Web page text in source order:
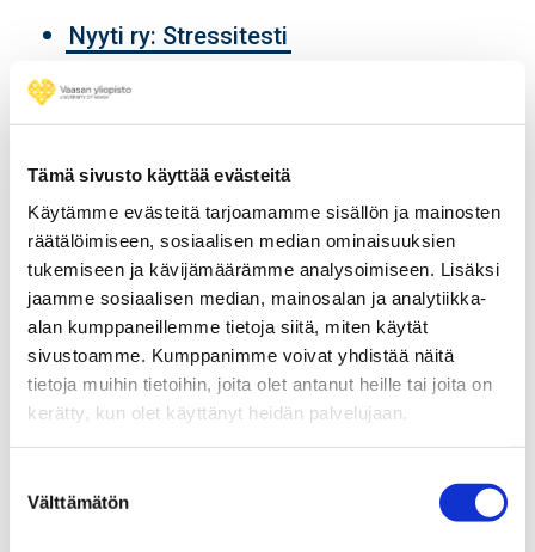
Tämä sivusto käyttää evästeitä
Käytämme evästeitä tarjoamamme sisällön ja mainosten
räätälöimiseen, sosiaalisen median ominaisuuksien
tukemiseen ja kävijämäärämme analysoimiseen. Lisäksi
jaamme sosiaalisen median, mainosalan ja analytiikka-
alan kumppaneillemme tietoja siitä, miten käytät
sivustoamme. Kumppanimme voivat yhdistää näitä
tietoja muihin tietoihin, joita olet antanut heille tai joita on
kerätty, kun olet käyttänyt heidän palvelujaan.
valinta
Välttämätön
Nyyti ry: Stressitesti
Muusta hyvinvoinnista ja
vuorovaikutustaidoista
Mieli ry: Vahvista mielenterveyttä
Smart Moves: Hyvinvointitestit
YTHS: Mielenterveys
Tukea saa myös
Vaasan yliopiston opintopsykologi